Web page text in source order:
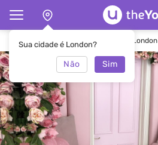
Sua cidade é London?
Não Sim
Principal Salão de manicure Nails London